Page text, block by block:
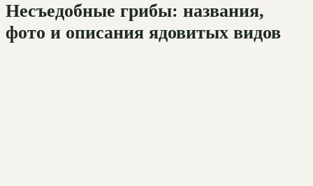
Несъедобные грибы: названия,
фото и описания ядовитых видов